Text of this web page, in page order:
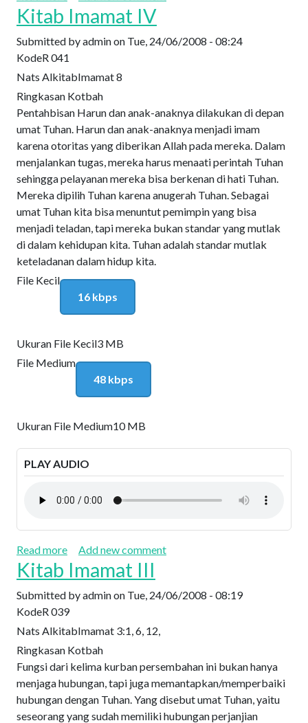
Kitab Imamat IV
Submitted byadminon Tue, 24/06/2008 - 08:24
KodeR 041
Nats AlkitabImamat 8
Ringkasan Kotbah
Pentahbisan Harun dan anak-anaknya dilakukan di depan
umat Tuhan. Harun dan anak-anaknya menjadi imam
karena otoritas yang diberikan Allah pada mereka. Dalam
menjalankan tugas, mereka harus menaati perintah Tuhan
sehingga pelayanan mereka bisa berkenan di hati Tuhan.
Mereka dipilih Tuhan karena anugerah Tuhan. Sebagai
umat Tuhan kita bisa menuntut pemimpin yang bisa
menjadi teladan, tapi mereka bukan standar yang mutlak
di dalam kehidupan kita. Tuhan adalah standar mutlak
keteladanan dalam hidup kita.
File Kecil
16 kbps
Ukuran File Kecil3 MB
File Medium
48 kbps
Ukuran File Medium10 MB
PLAY AUDIO
Read moreabout Kitab Imamat IV
Add new comment
Kitab Imamat III
Submitted byadminon Tue, 24/06/2008 - 08:19
KodeR 039
Nats AlkitabImamat 3:1, 6, 12,
Ringkasan Kotbah
Fungsi dari kelima kurban persembahan ini bukan hanya
menjaga hubungan, tapi juga memantapkan/memperbaiki
hubungan dengan Tuhan. Yang disebut umat Tuhan, yaitu
seseorang yang sudah memiliki hubungan perjanjian